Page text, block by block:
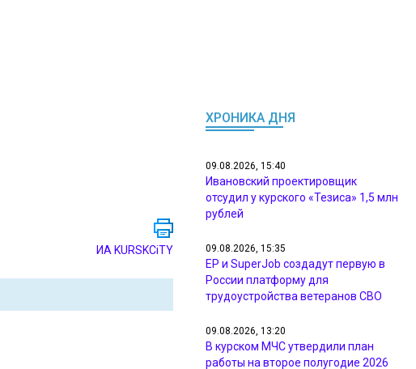
ИА KURSKCiTY
ХРОНИКА ДНЯ
09.08.2026, 15:40
Ивановский проектировщик
отсудил у курского «Тезиса» 1,5 млн
рублей
09.08.2026, 15:35
ЕР и SuperJob создадут первую в
России платформу для
трудоустройства ветеранов СВО
09.08.2026, 13:20
В курском МЧС утвердили план
работы на второе полугодие 2026